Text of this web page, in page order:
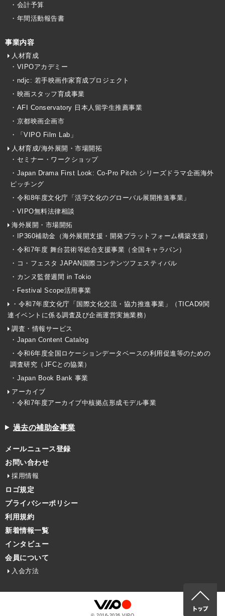
・会計予算
・年間活動報告書
事業内容
人材育成
・VIPOアカデミー
・ndjc: 若手映画作家育成プロジェクト
・映画スタッフ育成事業
・AFI Conservatory 日本人留学生推薦事業
・京都映画企画市
・「VIPO Film Lab」
人材育成/海外展開・市場開拓
・セミナー・ワークショップ
・Japan Drama First Look: Co-Pro Pitch シリーズドラマ企画海外
ピッチング
・令和8年度文化庁「活字文化のグローバル展開推進事業」
・VIPO無料法律相談
海外展開・市場開拓
・IP360補助金（海外展開支援・開発プラットフォーム構築支援）
・令和7年度 舞台芸術等総合支援事業（全国キャラバン）
・コ・フェスタ JAPAN国際コンテンツフェスティバル
・カンヌ監督週間 in Tokio
・Festival Scope活用事業
・令和7年度文化庁「国際文化交流・協力推進事業」（TICAD9関
連イベントに係る調査及び企画運営実施業務）
調査・情報サービス
・Japan Content Catalog
・令和6年度全国ロケーションデータベースの利用促進等のための
調査研究（JFCとの協業）
・Japan Book Bank 事業
アーカイブ
・令和7年度アーカイブ中核拠点形成モデル事業
過去の補助金事業
メールニュース登録
お問い合わせ
採用情報
ロゴ規定
プライバシーポリシー
利用規約
新着情報一覧
インタビュー
会員について
入会方法